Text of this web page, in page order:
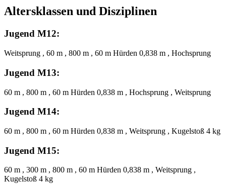
Altersklassen und Disziplinen
Jugend M12:
Weitsprung , 60 m , 800 m , 60 m Hürden 0,838 m , Hochsprung
Jugend M13:
60 m , 800 m , 60 m Hürden 0,838 m , Hochsprung , Weitsprung
Jugend M14:
60 m , 800 m , 60 m Hürden 0,838 m , Weitsprung , Kugelstoß 4 kg
Jugend M15:
60 m , 300 m , 800 m , 60 m Hürden 0,838 m , Weitsprung ,
Kugelstoß 4 kg